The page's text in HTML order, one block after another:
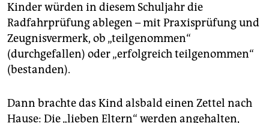
Kinder würden in diesem Schuljahr die
Radfahrprüfung ablegen – mit Praxisprüfung und
Zeugnisvermerk, ob „teilgenommen“
(durchgefallen) oder „erfolgreich teilgenommen“
(bestanden).
Dann brachte das Kind alsbald einen Zettel nach
Hause: Die „lieben Eltern“ werden angehalten,